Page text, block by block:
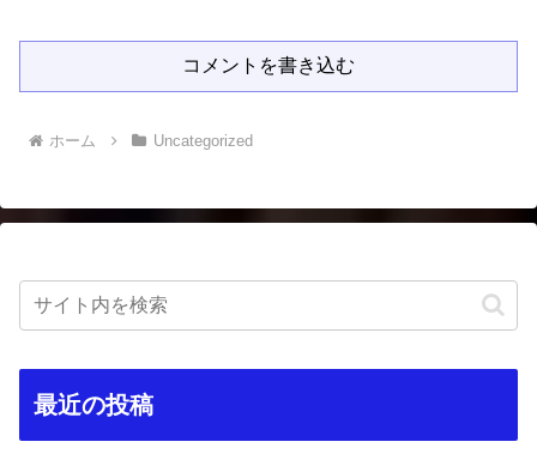
コメントを書き込む
ホーム Uncategorized
最近の投稿